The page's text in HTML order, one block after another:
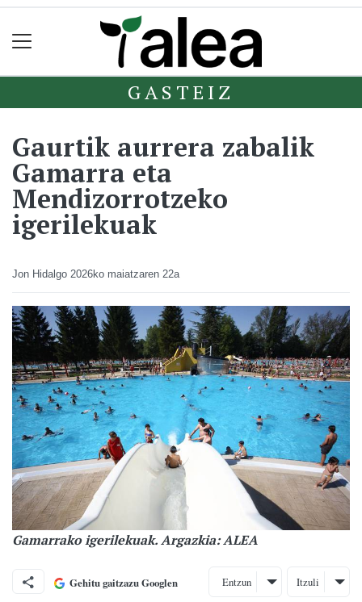
GASTEIZ
Gaurtik aurrera zabalik
Gamarra eta
Mendizorrotzeko
igerilekuak
Jon Hidalgo 2026ko maiatzaren 22a
Gamarrako igerilekuak. Argazkia: ALEA
Gehitu gaitzazu Googlen Entzun Itzuli